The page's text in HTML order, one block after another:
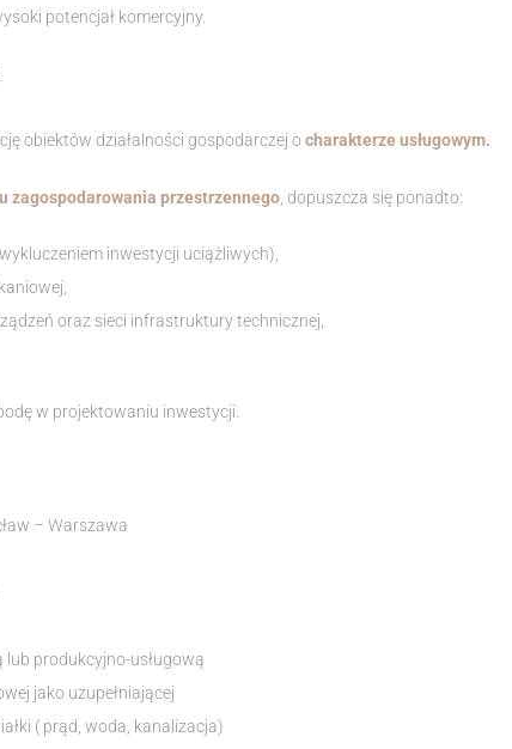
potencjał komercyjny.
obiektów działalności gospodarczej o charakterze usługowym.
zagospodarowania przestrzennego , dopuszcza się ponadto:
inwestycji uciążliwych),
oraz sieci infrastruktury technicznej,
w projektowaniu inwestycji.
– Warszawa
lub produkcyjno-usługową
jako uzupełniającej
( prąd, woda, kanalizacja)